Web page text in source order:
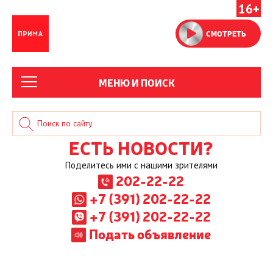
16+
СМОТРЕТЬ
МЕНЮ И ПОИСК
ЕСТЬ НОВОСТИ?
Поделитесь ими с нашими зрителями
202-22-22
+7 (391) 202-22-22
+7 (391) 202-22-22
Подать объявление